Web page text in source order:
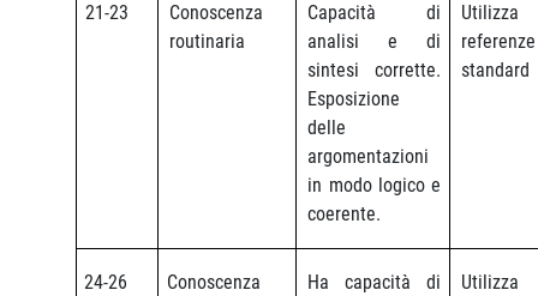
21-23
Conoscenza
routinaria
Capacità di
analisi e di
sintesi corrette.
Esposizione
delle
argomentazioni
in modo logico e
coerente.
referenze
standard
24-26
Conoscenza
Ha capacità di